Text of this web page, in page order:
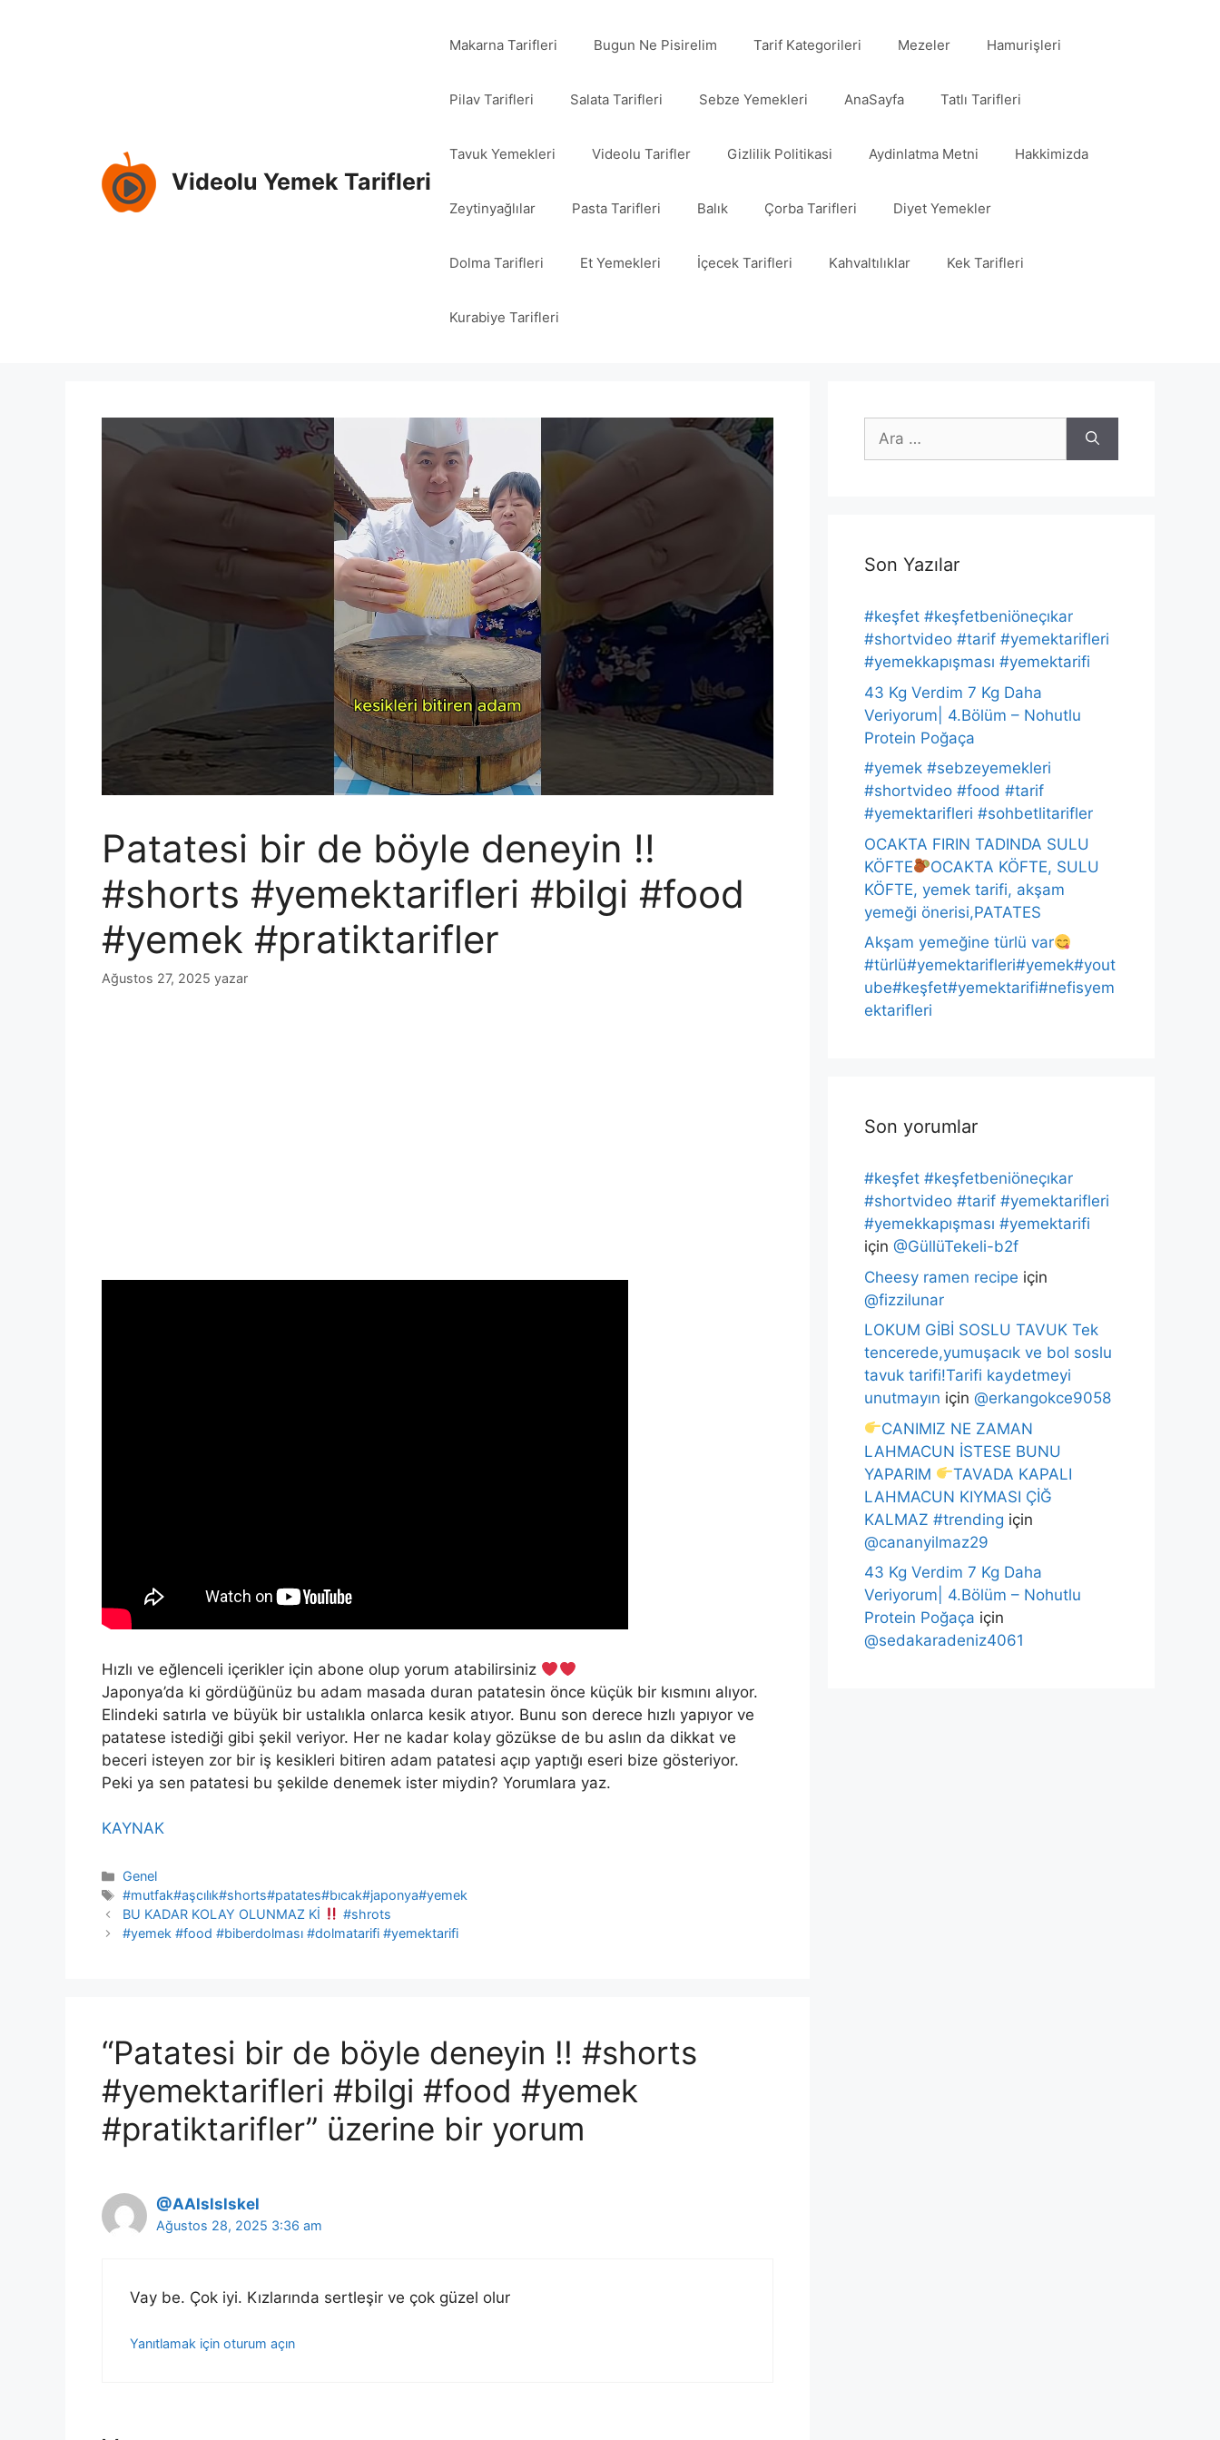
Videolu Yemek Tarifleri
Makarna Tarifleri Bugun Ne Pisirelim Tarif Kategorileri Mezeler Hamurişleri
Pilav Tarifleri Salata Tarifleri Sebze Yemekleri AnaSayfa Tatlı Tarifleri
Tavuk Yemekleri Videolu Tarifler Gizlilik Politikasi Aydinlatma Metni Hakkimizda
Zeytinyağlılar Pasta Tarifleri Balık Çorba Tarifleri Diyet Yemekler
Dolma Tarifleri Et Yemekleri İçecek Tarifleri Kahvaltılıklar Kek Tarifleri
Kurabiye Tarifleri
Patatesi bir de böyle deneyin !!
#shorts #yemektarifleri #bilgi #food
#yemek #pratiktarifler
Ağustos 27, 2025 yazar
Hızlı ve eğlenceli içerikler için abone olup yorum atabilirsiniz
Japonya’da ki gördüğünüz bu adam masada duran patatesin önce küçük bir kısmını alıyor.
Elindeki satırla ve büyük bir ustalıkla onlarca kesik atıyor. Bunu son derece hızlı yapıyor ve
patatese istediği gibi şekil veriyor. Her ne kadar kolay gözükse de bu aslın da dikkat ve
beceri isteyen zor bir iş kesikleri bitiren adam patatesi açıp yaptığı eseri bize gösteriyor.
Peki ya sen patatesi bu şekilde denemek ister miydin? Yorumlara yaz.
KAYNAK
Kategoriler
Genel
Etiketler
#mutfak#aşcılık#shorts#patates#bıcak#japonya#yemek
BU KADAR KOLAY OLUNMAZ Kİ
#shrots
#yemek #food #biberdolması #dolmatarifi #yemektarifi
“Patatesi bir de böyle deneyin !! #shorts
#yemektarifleri #bilgi #food #yemek
#pratiktarifler” üzerine bir yorum
@AAlslslskel
Ağustos 28, 2025 3:36 am
Vay be. Çok iyi. Kızlarında sertleşir ve çok güzel olur
Yanıtlamak için oturum açın
için
Son Yazılar
#keşfet #keşfetbeniöneçıkar
#shortvideo #tarif #yemektarifleri
#yemekkapışması #yemektarifi
43 Kg Verdim 7 Kg Daha
Veriyorum| 4.Bölüm – Nohutlu
Protein Poğaça
#yemek #sebzeyemekleri
#shortvideo #food #tarif
#yemektarifleri #sohbetlitarifler
OCAKTA FIRIN TADINDA SULU
KÖFTE
OCAKTA KÖFTE, SULU
KÖFTE, yemek tarifi, akşam
yemeği önerisi,PATATES
Akşam yemeğine türlü var
#türlü#yemektarifleri#yemek#yout
ube#keşfet#yemektarifi#nefisyem
ektarifleri
Son yorumlar
#keşfet #keşfetbeniöneçıkar
#shortvideo #tarif #yemektarifleri
#yemekkapışması #yemektarifi
için @GüllüTekeli-b2f
Cheesy ramen recipe için
@fizzilunar
LOKUM GİBİ SOSLU TAVUK Tek
tencerede,yumuşacık ve bol soslu
tavuk tarifi!Tarifi kaydetmeyi
unutmayın için @erkangokce9058
CANIMIZ NE ZAMAN
LAHMACUN İSTESE BUNU
YAPARIM
TAVADA KAPALI
LAHMACUN KIYMASI ÇİĞ
KALMAZ #trending için
@cananyilmaz29
43 Kg Verdim 7 Kg Daha
Veriyorum| 4.Bölüm – Nohutlu
Protein Poğaça için
@sedakaradeniz4061